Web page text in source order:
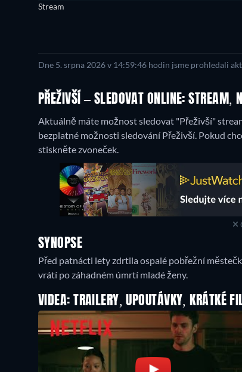
Stream
Dne 5. srpna 2026 v 14:59:46 hodin jsme prohledali
PŘEŽIVŠÍ – SLEDOVAT ONLINE: STREAM,
Aktuálně máte možnost sledovat "Přeživší"
bezplatné možnosti sledování Přeživší. Pokud
stiskněte zvoneček.
SYNOPSE
Před patnácti lety zdrtila ospalé pobřežní
vrátí po záhadném úmrtí mladé ženy.
VIDEA: TRAILERY, UPOUTÁVKY, KRÁTKÉ